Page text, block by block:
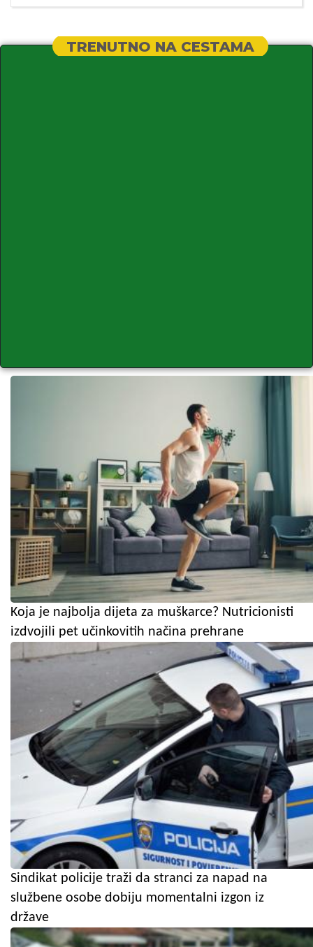
TRENUTNO NA CESTAMA
Koja je najbolja dijeta za muškarce? Nutricionisti
izdvojili pet učinkovitih načina prehrane
Sindikat policije traži da stranci za napad na
službene osobe dobiju momentalni izgon iz
države